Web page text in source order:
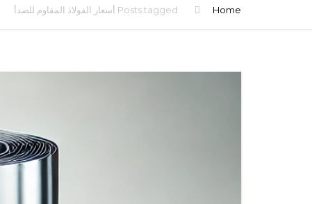
Home Posts tagged أسعار الفولاذ المقاوم للصدأ